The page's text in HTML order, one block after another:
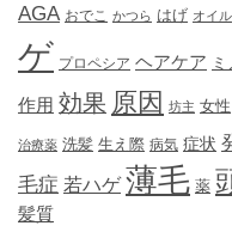
AGA おでこ かつら はげ オイル
ゲ プロペシア ヘアケア
作用 効果 原因 坊主 女性
治療薬 洗髪 生え際 病気 症状
毛症 若ハゲ 薄毛 薬
髪質